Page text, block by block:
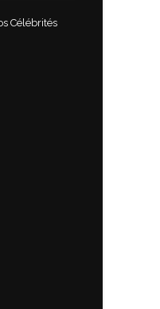
Célébrités